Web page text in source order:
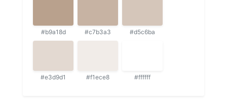
#b9a18d #c7b3a3 #d5c6ba
#e3d9d1 #f1ece8 #ffffff